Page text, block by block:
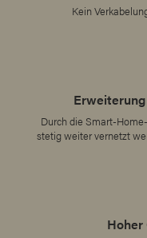
Kein
Durch die Smart-
stetig weiter vernetzt